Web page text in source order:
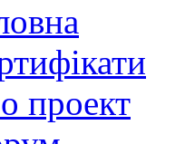
проект